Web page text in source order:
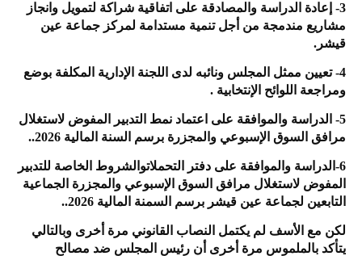
3- إعادة الدراسة والمصادقة على اتفاقية شراكة لتمويل وانجاز
مشاريع مندمجة من أجل تنمية مستدامة لمركز جماعة عين
قيشر.
4- تعيين ممثل المجلس ونائبه لدى اللجنة الإدارية المكلفة بوضع
ومراجعة اللوائح الإنتخابية .
5- الدراسة والموافقة على اعتماد نمط التدبير المفوض لاستغلال
مرافق السوق الإسبوعي والمجزرة برسم السنة المالية 2026..
6-الدراسة والموافقة على دفتر التحملاتوالشروط الخاصة للتدبير
المفوض لاستغلال مرافق السوق الإسبوعي والمجزرة الجماعية
التابعين لجماعة عين قيشر برسم السمنة المالية 2026..
لكن مع الأسف لم يكتمل النصاب القانوني مرة أخرى وبالتالي
يتأكد بالملموس مرة أخرى أن رئيس المجلس ضد مصالح